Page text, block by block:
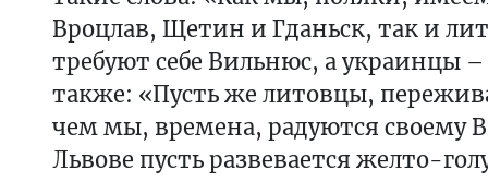
Вроцлав, Щетин и Гданьск, так и
требуют себе Вильнюс, а украинцы
также: «Пусть же литовцы,
чем мы, времена, радуются своему
Львове пусть развевается желто-